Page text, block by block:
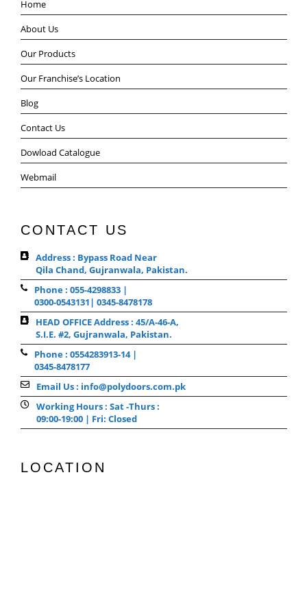
Home
About Us
Our Products
Our Franchise’s Location
Blog
Contact Us
Dowload Catalogue
Webmail
CONTACT US
Address : Bypass Road Near
Qila Chand, Gujranwala, Pakistan.
Phone : 055-4298833 |
0300-0543131| 0345-8478178
HEAD OFFICE Address : 45/A-46-A,
S.I.E. #2, Gujranwala, Pakistan.
Phone : 0554283913-14 |
0345-8478177
Email Us : info@polydoors.com.pk
Working Hours : Sat -Thurs :
09:00-19:00 | Fri: Closed
LOCATION